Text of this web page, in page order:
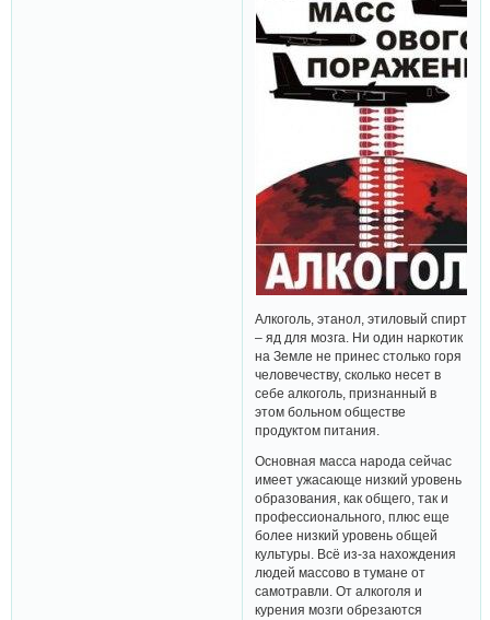
Алкоголь, этанол, этиловый спирт
– яд для мозга. Ни один наркотик
на Земле не принес столько горя
человечеству, сколько несет в
себе алкоголь, признанный в
этом больном обществе
продуктом питания.
Основная масса народа сейчас
имеет ужасающе низкий уровень
образования, как общего, так и
профессионального, плюс еще
более низкий уровень общей
культуры. Всё из-за нахождения
людей массово в тумане от
самотравли. От алкоголя и
курения мозги обрезаются